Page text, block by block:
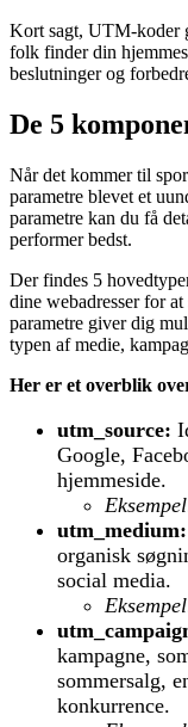
Kort sagt, UTM-koder
folk finder din
beslutninger og
De 5
Når det kommer til
parametre blevet et
parametre kan du få
performer bedst.
Der findes 5
dine webadresser for
parametre giver dig
typen af medie,
Her er et overblik
utm_source:
Google,
hjemmeside.
utm_medium:
organisk
social media.
kampagne,
sommersalg,
konkurrence.